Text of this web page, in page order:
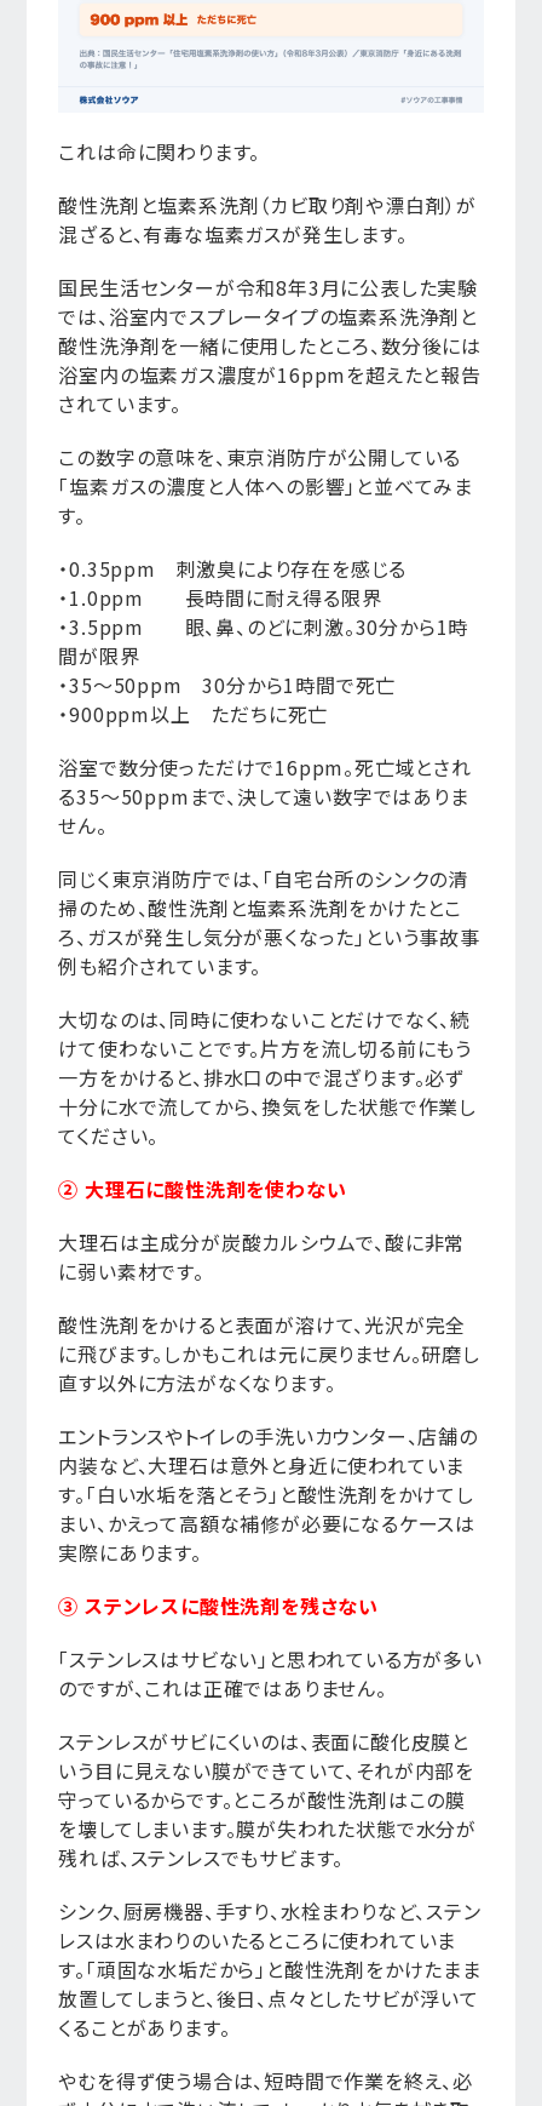
これは命に関わります。
酸性洗剤と塩素系洗剤（カビ取り剤や漂白剤）が
混ざると、有毒な塩素ガスが発生します。
国民生活センターが令和8年3月に公表した実験
では、浴室内でスプレータイプの塩素系洗浄剤と
酸性洗浄剤を一緒に使用したところ、数分後には
浴室内の塩素ガス濃度が16ppmを超えたと報告
されています。
この数字の意味を、東京消防庁が公開している
「塩素ガスの濃度と人体への影響」と並べてみま
す。
・0.35ppm 刺激臭により存在を感じる
・1.0ppm 長時間に耐え得る限界
・3.5ppm 眼、鼻、のどに刺激。30分から1時
間が限界
・35〜50ppm 30分から1時間で死亡
・900ppm以上 ただちに死亡
浴室で数分使っただけで16ppm。死亡域とされ
る35〜50ppmまで、決して遠い数字ではありま
せん。
同じく東京消防庁では、「自宅台所のシンクの清
掃のため、酸性洗剤と塩素系洗剤をかけたとこ
ろ、ガスが発生し気分が悪くなった」という事故事
例も紹介されています。
大切なのは、同時に使わないことだけでなく、続
けて使わないことです。片方を流し切る前にもう
一方をかけると、排水口の中で混ざります。必ず
十分に水で流してから、換気をした状態で作業し
てください。
② 大理石に酸性洗剤を使わない
大理石は主成分が炭酸カルシウムで、酸に非常
に弱い素材です。
酸性洗剤をかけると表面が溶けて、光沢が完全
に飛びます。しかもこれは元に戻りません。研磨し
直す以外に方法がなくなります。
エントランスやトイレの手洗いカウンター、店舗の
内装など、大理石は意外と身近に使われていま
す。「白い水垢を落とそう」と酸性洗剤をかけてし
まい、かえって高額な補修が必要になるケースは
実際にあります。
③ ステンレスに酸性洗剤を残さない
「ステンレスはサビない」と思われている方が多い
のですが、これは正確ではありません。
ステンレスがサビにくいのは、表面に酸化皮膜と
いう目に見えない膜ができていて、それが内部を
守っているからです。ところが酸性洗剤はこの膜
を壊してしまいます。膜が失われた状態で水分が
残れば、ステンレスでもサビます。
シンク、厨房機器、手すり、水栓まわりなど、ステン
レスは水まわりのいたるところに使われていま
す。「頑固な水垢だから」と酸性洗剤をかけたまま
放置してしまうと、後日、点々としたサビが浮いて
くることがあります。
やむを得ず使う場合は、短時間で作業を終え、必